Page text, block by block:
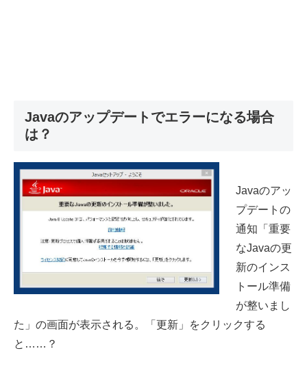
Javaのアップデートでエラーになる場合
は？
Javaのアッ
プデートの
通知「重要
なJavaの更
新のインス
トール準備
が整いまし
た」の画面が表示される。「更新」をクリックする
と……？